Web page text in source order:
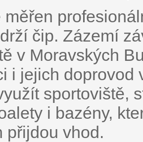
měřen
čip. Zázemí
v Moravských
i jejich doprovod
sportoviště,
i bazény,
přijdou vhod.